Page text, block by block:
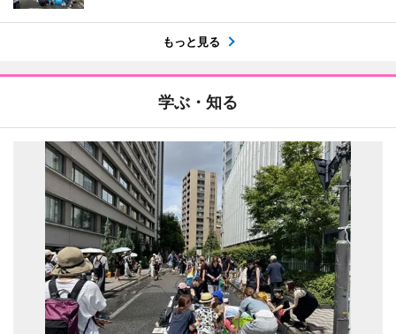
もっと見る
学ぶ・知る